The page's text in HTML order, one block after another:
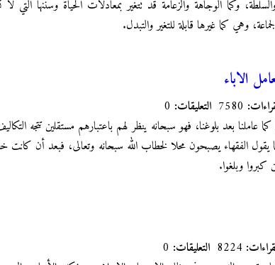
والسلطة، وكما الوجاهة والزعامة قد تتغير بمعادلات الحياة وسننها
وهي كما غيرها قابلة للتغير والتبدل.
الاباء
التعليقات:
كما عاملنا بعد بلوغنا، فهو سبحانه ينظر لهم باعتبارهم مستقلين تتجه
يقول الفقهاء يصبحون محلا لخطاب الله سبحانه وتعالى، فبعد أن كانت
وبلغوا.
التعليقات: